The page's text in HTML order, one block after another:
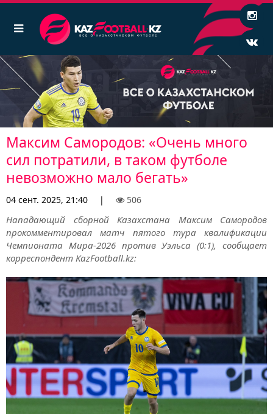
Максим Самородов: «Очень много
сил потратили, в таком футболе
невозможно мало бегать»
04 сент. 2025, 21:40 | 506
Нападающий сборной Казахстана Максим Самородов
прокомментировал матч пятого тура квалификации
Чемпионата Мира-2026 против Уэльса (0:1), сообщает
корреспондент KazFootball.kz: